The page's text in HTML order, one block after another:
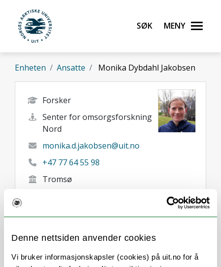
Denne nettsiden anvender cookies
Vi bruker informasjonskapsler (cookies) på uit.no for å
Gå til hovedinnhold
UiT Norges arktiske universitet
Søk Meny
Enheten Ansatte Monika Dybdahl Jakobsen
Forsker
Senter for omsorgsforskning
Nord
monika.d.jakobsen@uit.no
+47 77 64 55 98
Tromsø
Om
Forskning og undervisning